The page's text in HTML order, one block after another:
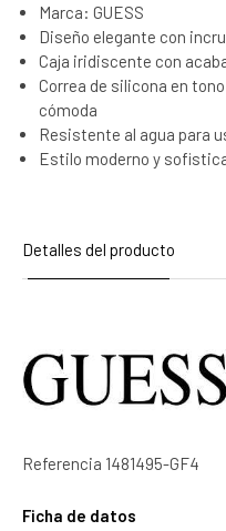
Marca: GUESS
Diseño elegante con
Caja iridiscente con
Correa de silicona en
cómoda
Resistente al agua para
Estilo moderno y
Detalles del producto
Referencia 1481495-GF4
Ficha de datos